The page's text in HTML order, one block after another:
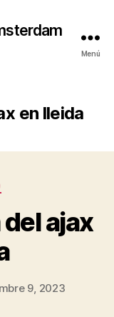
Menú
en lleida
ajax
9, 2023